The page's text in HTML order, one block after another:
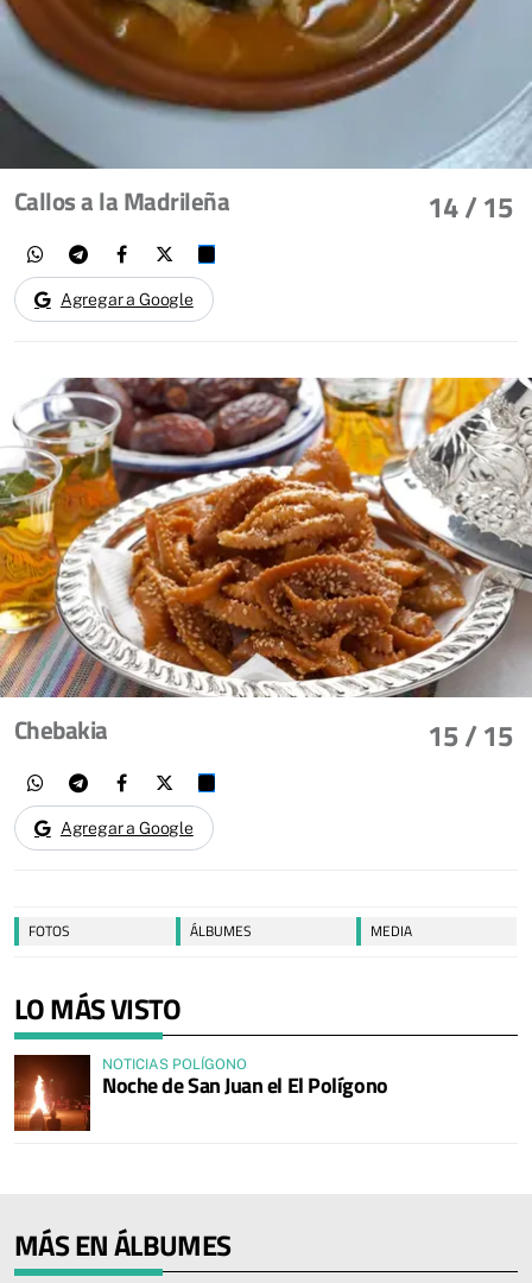
14/ 15
Callos a la Madrileña
Agregar a Google
15/ 15
Chebakia
Agregar a Google
FOTOS ÁLBUMES MEDIA
LO MÁS VISTO
NOTICIAS POLÍGONO
Noche de San Juan el El Polígono
MÁS EN ÁLBUMES